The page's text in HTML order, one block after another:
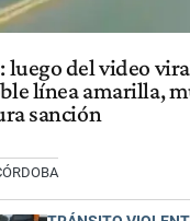
luego del video
línea amarilla,
sanción